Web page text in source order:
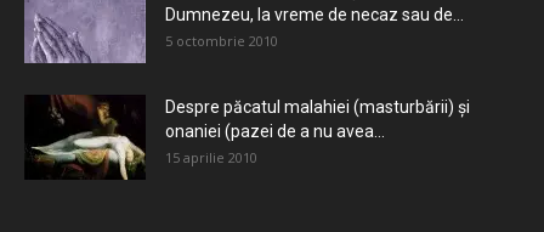
Dumnezeu, la vreme de necaz sau de...
5 octombrie 2010
Despre păcatul malahiei (masturbării) şi
onaniei (pazei de a nu avea...
15 aprilie 2010